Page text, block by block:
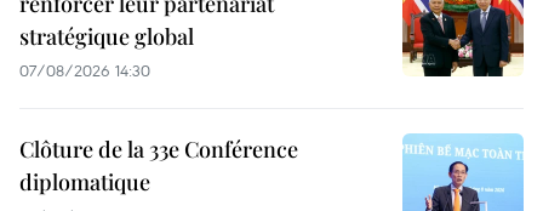
stratégique global
07/08/2026 14:30
Clôture de la 33e Conférence
diplomatique